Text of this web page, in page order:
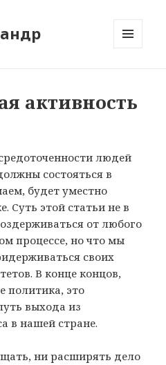
активность
людей
состояться в
будет уместно
Суть этой статьи не в
от любого
процессе, но что мы
своих
В конце концов,
политика, это
выхода из
в нашей стране.
ни расширять дело